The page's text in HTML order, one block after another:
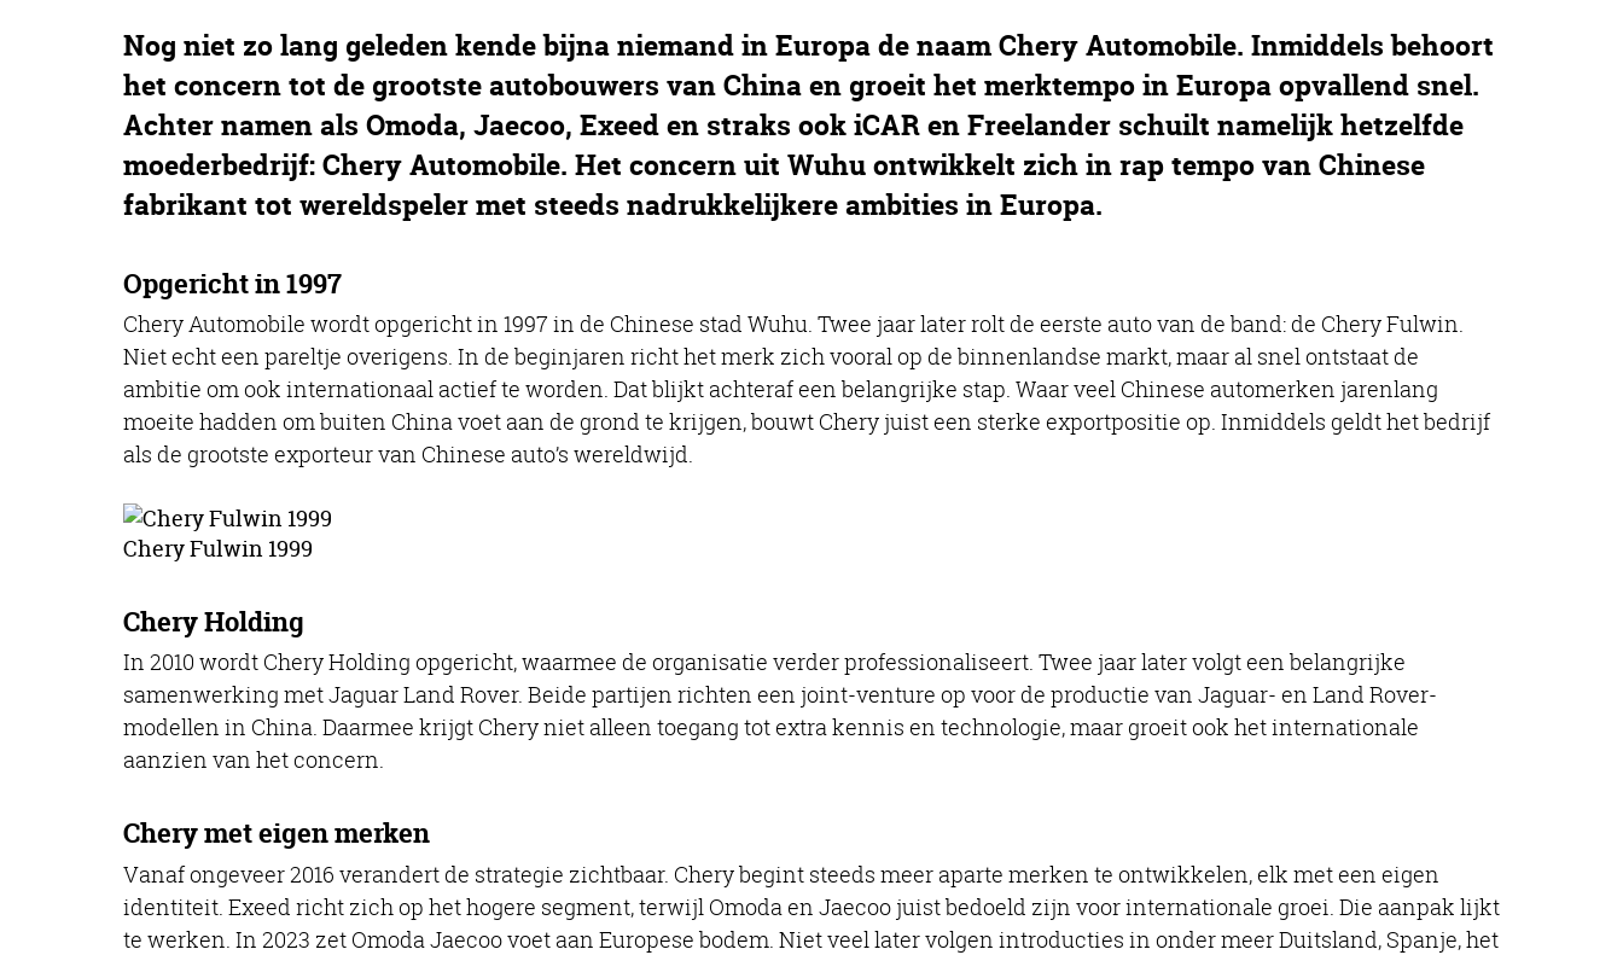
Nog niet zo lang geleden kende bijna niemand in Europa de naam Chery Automobile. Inmiddels behoort
het concern tot de grootste autobouwers van China en groeit het merktempo in Europa opvallend snel.
Achter namen als Omoda, Jaecoo, Exeed en straks ook iCAR en Freelander schuilt namelijk hetzelfde
moederbedrijf: Chery Automobile. Het concern uit Wuhu ontwikkelt zich in rap tempo van Chinese
fabrikant tot wereldspeler met steeds nadrukkelijkere ambities in Europa.
Opgericht in 1997
Chery Automobile wordt opgericht in 1997 in de Chinese stad Wuhu. Twee jaar later rolt de eerste auto van de band: de Chery Fulwin.
Niet echt een pareltje overigens. In de beginjaren richt het merk zich vooral op de binnenlandse markt, maar al snel ontstaat de
ambitie om ook internationaal actief te worden. Dat blijkt achteraf een belangrijke stap. Waar veel Chinese automerken jarenlang
moeite hadden om buiten China voet aan de grond te krijgen, bouwt Chery juist een sterke exportpositie op. Inmiddels geldt het bedrijf
als de grootste exporteur van Chinese auto’s wereldwijd.
Chery Fulwin 1999
Chery Holding
In 2010 wordt Chery Holding opgericht, waarmee de organisatie verder professionaliseert. Twee jaar later volgt een belangrijke
samenwerking met Jaguar Land Rover. Beide partijen richten een joint-venture op voor de productie van Jaguar- en Land Rover-
modellen in China. Daarmee krijgt Chery niet alleen toegang tot extra kennis en technologie, maar groeit ook het internationale
aanzien van het concern.
Chery met eigen merken
Vanaf ongeveer 2016 verandert de strategie zichtbaar. Chery begint steeds meer aparte merken te ontwikkelen, elk met een eigen
identiteit. Exeed richt zich op het hogere segment, terwijl Omoda en Jaecoo juist bedoeld zijn voor internationale groei. Die aanpak lijkt
te werken. In 2023 zet Omoda Jaecoo voet aan Europese bodem. Niet veel later volgen introducties in onder meer Duitsland, Spanje, het